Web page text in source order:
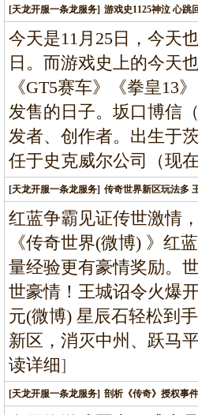
[天龙开服一条龙服务] 游戏史1125神泣 心跳
今天是11月25日，今天
日。而游戏史上的今天
《GT5赛车》《拳皇13
发售的日子。坂口博信
发者、创作者。出生于
任于史克威尔公司（现
[天龙开服一条龙服务] 传奇世界新区玩法多
红蓝争霸见证传世激情
《传奇世界(微博) 》红
量经验更有豪情奖励。
世豪情！王城诏令火爆
元(微博) 星辰石轻松到
新区，消灭中州、跃马
读详细]
[天龙开服一条龙服务] 剖析《传奇》授权事